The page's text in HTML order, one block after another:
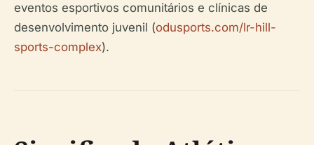
eventos esportivos comunitários e clínicas de
desenvolvimento juvenil (odusports.com/lr-hill-
sports-complex).